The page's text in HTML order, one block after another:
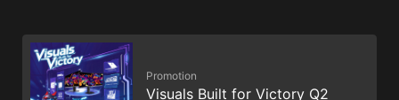
Promotion
Visuals Built for Victory Q2